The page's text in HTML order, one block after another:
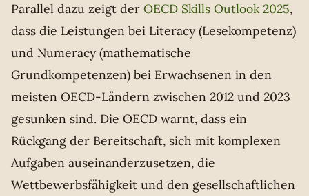
Parallel dazu zeigt der OECD Skills Outlook 2025,
dass die Leistungen bei Literacy (Lesekompetenz)
und Numeracy (mathematische
Grundkompetenzen) bei Erwachsenen in den
meisten OECD-Ländern zwischen 2012 und 2023
gesunken sind. Die OECD warnt, dass ein
Rückgang der Bereitschaft, sich mit komplexen
Aufgaben auseinanderzusetzen, die
Wettbewerbsfähigkeit und den gesellschaftlichen